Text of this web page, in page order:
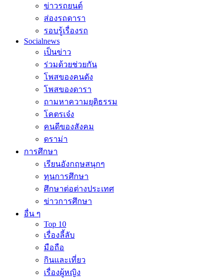
ข่าวรถยนต์
ส่องรถดารา
รอบรู้เรื่องรถ
Socialnews
เป็นข่าว
ร่วมด้วยช่วยกัน
โพสของคนดัง
โพสของดารา
ถามหาความยุติธรรม
โคตรเจ๋ง
คนดีของสังคม
ดราม่า
การศึกษา
เรียนอังกฤษสนุกๆ
ทุนการศึกษา
ศึกษาต่อต่างประเทศ
ข่าวการศึกษา
อื่น ๆ
Top 10
เรื่องลี้ลับ
มือถือ
กินและเที่ยว
เรื่องผู้หญิง